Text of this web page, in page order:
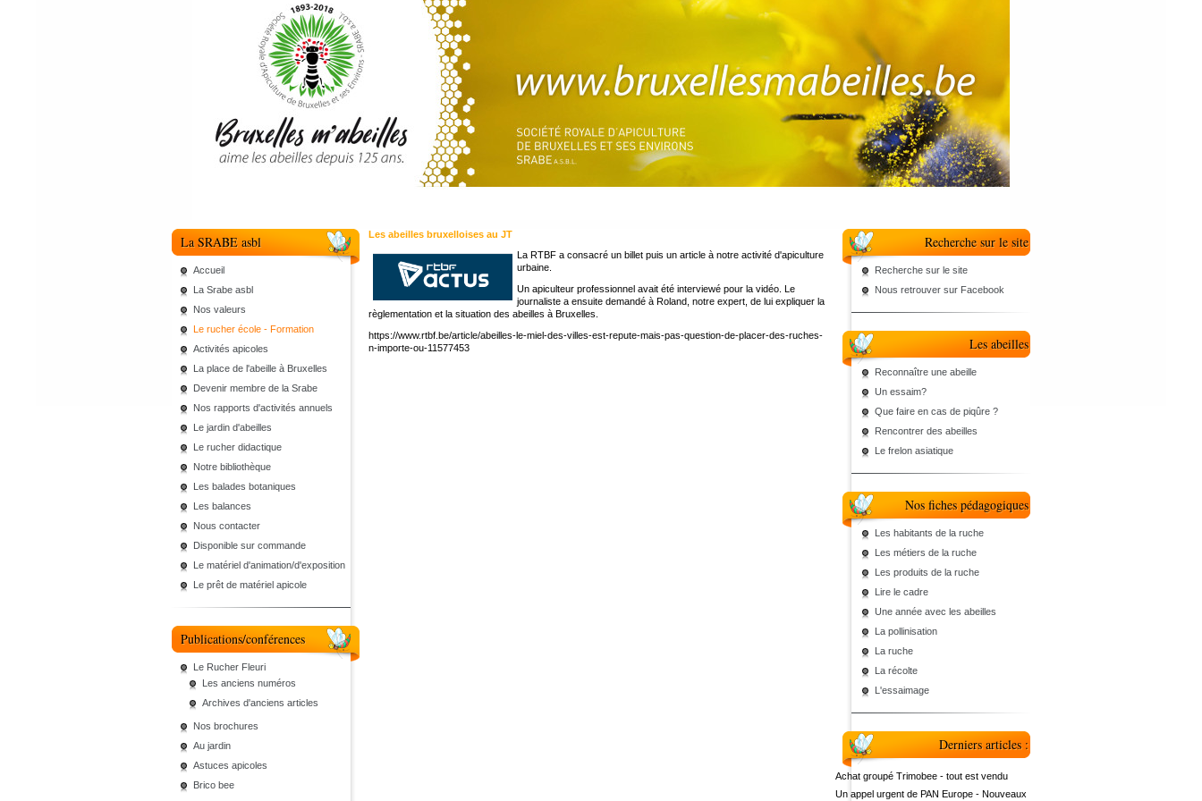
La SRABE asbl
Accueil
La Srabe asbl
Nos valeurs
Le rucher école - Formation
Activités apicoles
La place de l'abeille à Bruxelles
Devenir membre de la Srabe
Nos rapports d'activités annuels
Le jardin d'abeilles
Le rucher didactique
Notre bibliothèque
Les balades botaniques
Les balances
Nous contacter
Disponible sur commande
Le matériel d'animation/d'exposition
Le prêt de matériel apicole
Publications/conférences
Le Rucher Fleuri
Les anciens numéros
Archives d'anciens articles
Nos brochures
Au jardin
Astuces apicoles
Brico bee
Les abeilles bruxelloises au JT
La RTBF a consacré un billet puis un article à notre activité d'apiculture
urbaine.
Un apiculteur professionnel avait été interviewé pour la vidéo. Le
journaliste a ensuite demandé à Roland, notre expert, de lui expliquer la
règlementation et la situation des abeilles à Bruxelles.
https://www.rtbf.be/article/abeilles-le-miel-des-villes-est-repute-mais-pas-question-de-placer-des-ruches-
n-importe-ou-11577453
Recherche sur le site
Recherche sur le site
Nous retrouver sur Facebook
Les abeilles
Reconnaître une abeille
Un essaim?
Que faire en cas de piqûre ?
Rencontrer des abeilles
Le frelon asiatique
Nos fiches pédagogiques
Les habitants de la ruche
Les métiers de la ruche
Les produits de la ruche
Lire le cadre
Une année avec les abeilles
La pollinisation
La ruche
La récolte
L'essaimage
Derniers articles :
Achat groupé Trimobee - tout est vendu
Un appel urgent de PAN Europe - Nouveaux